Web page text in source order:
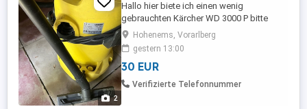
2
Hallo hier biete ich einen wenig
gebrauchten Kärcher WD 3000 P bitte
anrufen 06766603719
Hohenems, Vorarlberg
gestern 13:00
30 EUR
Verifizierte Telefonnummer